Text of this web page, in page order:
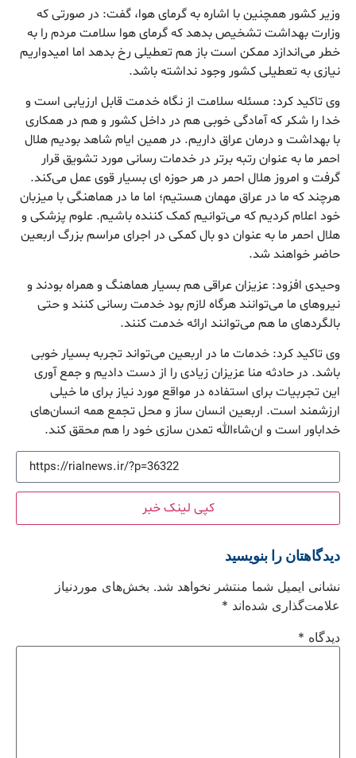
وزیر کشور همچنین با اشاره به گرمای هوا، گفت: در صورتی که
وزارت بهداشت تشخیص بدهد که گرمای هوا سلامت مردم را به
خطر می‌اندازد ممکن است باز هم تعطیلی رخ بدهد اما امیدواریم
نیازی به تعطیلی کشور وجود نداشته باشد.
وی تاکید کرد: مسئله سلامت از نگاه خدمت قابل ارزیابی است و
خدا را شکر که آمادگی خوبی هم در داخل کشور و هم در همکاری
با بهداشت و درمان عراق داریم. در همین ایام شاهد بودیم هلال
احمر ما به عنوان رتبه برتر در خدمات رسانی مورد تشویق قرار
گرفت و امروز هلال احمر در هر حوزه ای بسیار قوی عمل می‌کند.
هرچند که ما در عراق مهمان هستیم؛ اما ما در هماهنگی با میزبان
خود اعلام کردیم که می‌توانیم کمک کننده باشیم. علوم پزشکی و
هلال احمر ما به عنوان دو بال کمکی در اجرای مراسم بزرگ اربعین
حاضر خواهند شد.
وحیدی افزود: عزیزان عراقی هم بسیار هماهنگ و همراه بودند و
نیروهای ما می‌توانند هرگاه لازم بود خدمت رسانی کنند و حتی
بالگردهای ما هم می‌توانند ارائه خدمت کنند.
وی تاکید کرد: خدمات ما در اربعین می‌تواند تجربه بسیار خوبی
باشد. در حادثه منا عزیزان زیادی را از دست دادیم و جمع آوری
این تجربیات برای استفاده در مواقع مورد نیاز برای ما خیلی
ارزشمند است. اربعین انسان ساز و محل تجمع همه انسان‌های
خداباور است و ان‌شاءالله تمدن سازی خود را هم محقق کند.
کپی لینک خبر
دیدگاهتان را بنویسید
نشانی ایمیل شما منتشر نخواهد شد. بخش‌های موردنیاز
علامت‌گذاری شده‌اند *
دیدگاه *